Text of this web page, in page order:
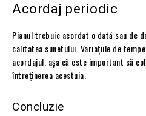
Acordaj periodic
Pianul trebuie acordat o dată sau de
calitatea sunetului. Variațiile de
acordajul, așa că este important să
întreținerea acestuia.
Concluzie